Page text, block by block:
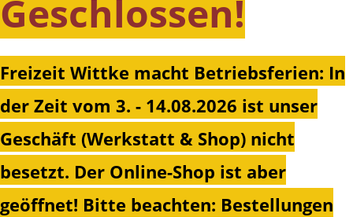
Geschlossen!
Freizeit Wittke macht Betriebsferien: In
der Zeit vom 3. - 14.08.2026 ist unser
Geschäft (Werkstatt & Shop) nicht
besetzt. Der Online-Shop ist aber
geöffnet! Bitte beachten: Bestellungen